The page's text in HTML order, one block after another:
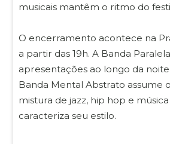
musicais mantêm o ritmo do
O encerramento acontece na
a partir das 19h. A Banda
apresentações ao longo da noite
Banda Mental Abstrato assume
mistura de jazz, hip hop e
caracteriza seu estilo.